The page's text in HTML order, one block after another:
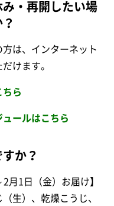
・再開したい場
は、インターネット
けます。
ちら
ールはこちら
か？
月1日（金）お届け】
生）、乾燥こうじ、